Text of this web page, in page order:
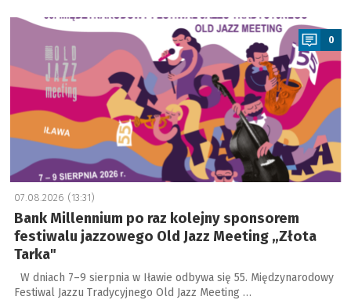
a
0
07.08.2026 (13:31)
Bank Millennium po raz kolejny sponsorem
festiwalu jazzowego Old Jazz Meeting „Złota
Tarka"
W dniach 7–9 sierpnia w Iławie odbywa się 55. Międzynarodowy
Festiwal Jazzu Tradycyjnego Old Jazz Meeting …